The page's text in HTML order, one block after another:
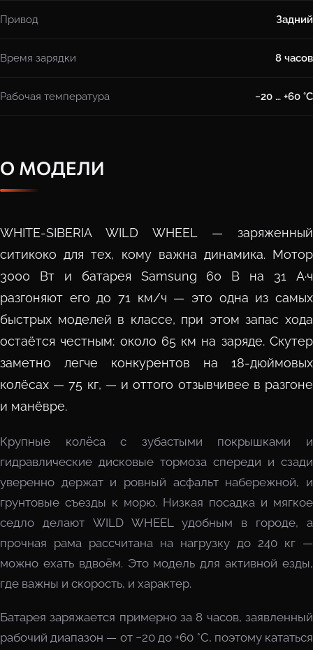
Привод Задний
Время зарядки 8 часов
Рабочая температура −20 … +60 °C
О МОДЕЛИ
WHITE-SIBERIA WILD WHEEL — заряженный
ситикоко для тех, кому важна динамика. Мотор
3000 Вт и батарея Samsung 60 В на 31 А·ч
разгоняют его до 71 км/ч — это одна из самых
быстрых моделей в классе, при этом запас хода
остаётся честным: около 65 км на заряде. Скутер
заметно легче конкурентов на 18-дюймовых
колёсах — 75 кг, — и оттого отзывчивее в разгоне
и манёвре.
Крупные колёса с зубастыми покрышками и
гидравлические дисковые тормоза спереди и сзади
уверенно держат и ровный асфальт набережной, и
грунтовые съезды к морю. Низкая посадка и мягкое
седло делают WILD WHEEL удобным в городе, а
прочная рама рассчитана на нагрузку до 240 кг —
можно ехать вдвоём. Это модель для активной езды,
где важны и скорость, и характер.
Батарея заряжается примерно за 8 часов, заявленный
рабочий диапазон — от −20 до +60 °C, поэтому кататься